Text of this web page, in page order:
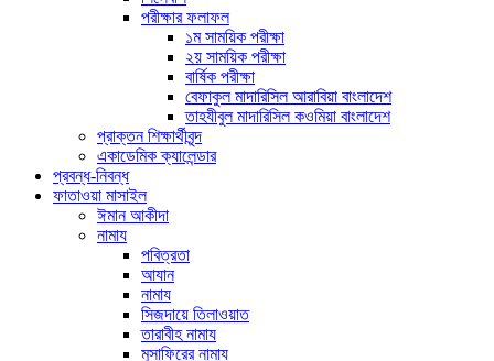
পরীক্ষার ফলাফল
১ম সাময়িক পরীক্ষা
২য় সাময়িক পরীক্ষা
বার্ষিক পরীক্ষা
বেফাকুল মাদারিসিল আরাবিয়া বাংলাদেশ
তাহযীবুল মাদারিসিল কওমিয়া বাংলাদেশ
প্রাক্তন শিক্ষার্থীবৃন্দ
একাডেমিক ক্যালেন্ডার
প্রবন্ধ-নিবন্ধ
ফাতাওয়া মাসাইল
ঈমান আকীদা
নামায
পবিত্রতা
আযান
নামায
সিজদায়ে তিলাওয়াত
তারাবীহ নামায
মুসাফিরের নামায